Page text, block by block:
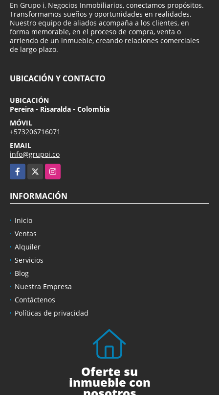
En Grupo i, Negocios Inmobiliarios, conectamos propósitos.
Transformamos sueños y oportunidades en realidades.
Nuestro equipo de aliados acompaña a los clientes, en
forma memorable, en el proceso de compra, venta o
arriendo de un inmueble, creando relaciones comerciales
de largo plazo.
UBICACIÓN Y CONTACTO
UBICACIÓN
Pereira - Risaralda - Colombia
MÓVIL
+573206716071
EMAIL
info@grupoi.co
Facebook
Instagram
INFORMACIÓN
Inicio
Ventas
Alquiler
Servicios
Blog
Nuestra Empresa
Contáctenos
Políticas de privacidad
Oferte su
inmueble con